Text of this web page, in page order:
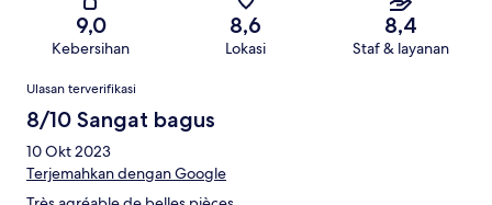
9,0
Kebersihan
8,6
Lokasi
8,4
Staf & layanan
Ulasan
Ulasan terverifikasi
8/10 Sangat bagus
10 Okt 2023
Terjemahkan dengan Google